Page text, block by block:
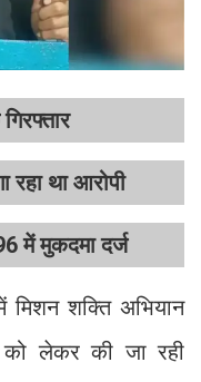
रहा था आरोपी
में मुकदमा दर्ज
शक्ति अभियान
लेकर की जा रही